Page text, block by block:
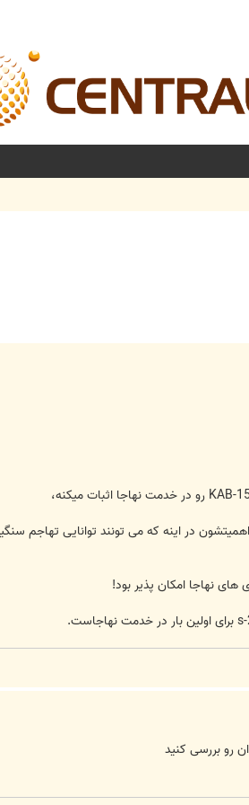
و 1100 کیلو مواد منفجره هستند و اهمیتشون در اینه که می
رو بررسی کنید